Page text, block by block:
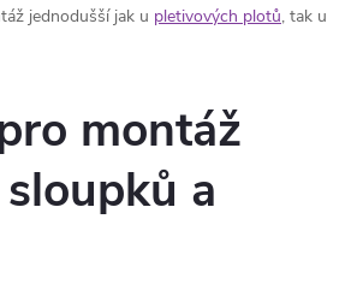
jednodušší jak u pletivových plotů, tak u
montáž
a